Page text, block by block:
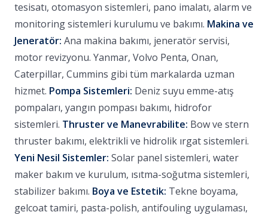
tesisatı, otomasyon sistemleri, pano imalatı, alarm ve
monitoring sistemleri kurulumu ve bakımı. Makina ve
Jeneratör: Ana makina bakımı, jeneratör servisi,
motor revizyonu. Yanmar, Volvo Penta, Onan,
Caterpillar, Cummins gibi tüm markalarda uzman
hizmet. Pompa Sistemleri: Deniz suyu emme-atış
pompaları, yangın pompası bakımı, hidrofor
sistemleri. Thruster ve Manevrabilite: Bow ve stern
thruster bakımı, elektrikli ve hidrolik ırgat sistemleri.
Yeni Nesil Sistemler: Solar panel sistemleri, water
maker bakım ve kurulum, ısıtma-soğutma sistemleri,
stabilizer bakımı. Boya ve Estetik: Tekne boyama,
gelcoat tamiri, pasta-polish, antifouling uygulaması,